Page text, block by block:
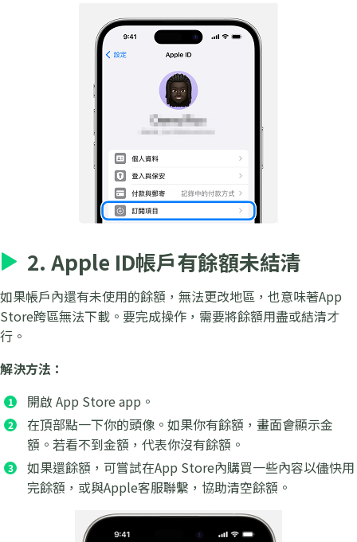
2. Apple ID帳戶有餘額未結清
如果帳戶內還有未使用的餘額，無法更改地區，也意味著App
Store跨區無法下載。要完成操作，需要將餘額用盡或結清才
行。
解決方法：
開啟 App Store app。
在頂部點一下你的頭像。如果你有餘額，畫面會顯示金
額。若看不到金額，代表你沒有餘額。
如果還餘額，可嘗試在App Store內購買一些內容以儘快用
完餘額，或與Apple客服聯繫，協助清空餘額。